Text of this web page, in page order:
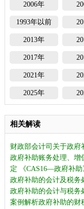
2006年
1993年以前
2013年
2017年
2021年
2025年
相关解读
财政部会计司关于政府
政府补助账务处理、增
定
《CAS16—政府补
政府补助的会计及税务
政府补助的会计与税务
案例解析政府补助的财